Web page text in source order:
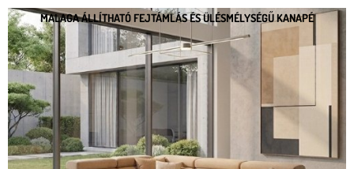
MALAGA ÁLLÍTHATÓ FEJTÁMLÁS ÉS ÜLÉSMÉLYSÉGŰ KANAPÉ
MALAGA ÁLLÍTHATÓ FEJTÁMLÁS ÉS
ÜLÉSMÉLYSÉGŰ KANAPÉ
* kedvező ár
* moduláris rendszer
* motoros állíthatóság